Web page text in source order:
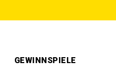
GEWINNSPIELE